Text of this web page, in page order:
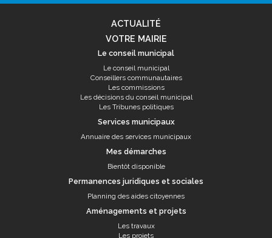
ACTUALITÉ
VOTRE MAIRIE
Le conseil municipal
Le conseil municipal
Conseillers communautaires
Les commissions
Les décisions du conseil municipal
Les Tribunes politiques
Services municipaux
Annuaire des services municipaux
Mes démarches
Bientôt disponible
Permanences juridiques et sociales
Planning des aides citoyennes
Aménagements et projets
Les travaux
Les projets